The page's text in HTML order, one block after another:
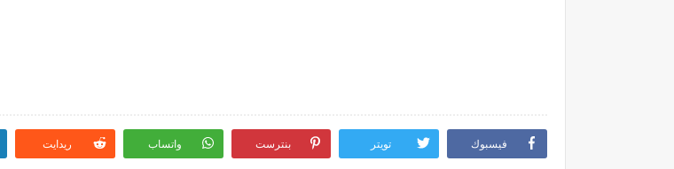
فيسبوك تويتر بنترست واتساب ريدايت